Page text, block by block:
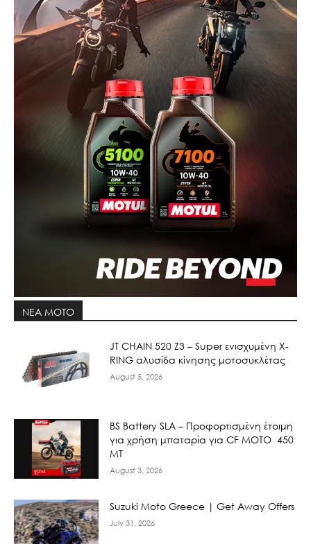
ΝΕΑ MOTO
JT CHAIN 520 Ζ3 – Super ενισχυμένη X-
RING αλυσίδα κίνησης μοτοσυκλέτας
August 5, 2026
BS Battery SLA – Προφορτισμένη έτοιμη
για χρήση μπαταρία για CF MOTO 450
MT
August 3, 2026
Suzuki Moto Greece | Get Away Offers
July 31, 2026